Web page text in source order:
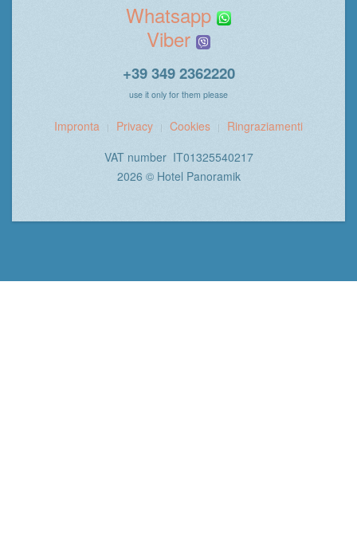
Whatsapp
Viber
+39 349 2362220
use it only for them please
Impronta Privacy Cookies
Ringraziamenti
VAT number IT01325540217
2026 © Hotel Panoramik